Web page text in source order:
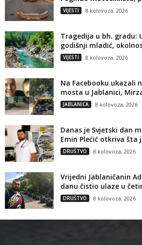
VIJESTI 8 kolovoza, 2026
Tragedija u bh. gradu:
godišnji mladić,
VIJESTI 8 kolovoza, 2026
Na Facebooku ukazali
mosta u Jablanici,
JABLANICA 8 kolovoza, 2026
Danas je Svjetski dan
Emin Plećić otkriva šta
DRUŠTVO 8 kolovoza, 2026
Vrijedni Jablaničanin
danu čistio ulaze u
DRUŠTVO 8 kolovoza, 2026